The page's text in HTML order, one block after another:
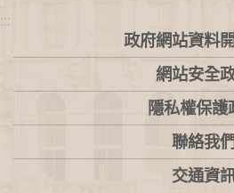
:::
政府網站資料
網站安全
隱私權保護
聯絡我們
交通資